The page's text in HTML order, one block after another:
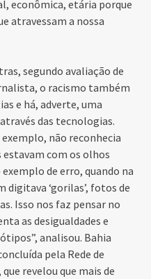
econômica, etária porque
atravessam a nossa
segundo avaliação de
o racismo também
e há, adverte, uma
das tecnologias.
não reconhecia
estavam com os olhos
de erro, quando na
digitava ‘gorilas’, fotos de
Isso nos faz pensar no
as desigualdades e
analisou. Bahia
pela Rede de
revelou que mais de